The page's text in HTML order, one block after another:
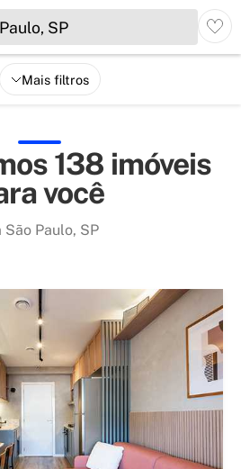
SP
Mais filtros
138 imóveis
você
São Paulo, SP